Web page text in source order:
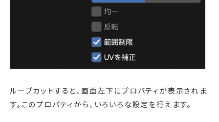
ループカットすると、画面左下にプロパティが表示されま
す。このプロパティから、いろいろな設定を行えます。